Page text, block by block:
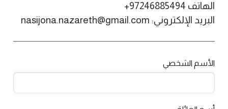
الهاتف 97246885494+
البريد الإلكتروني: nasijona.nazareth@gmail.com
الأسم الشخصي